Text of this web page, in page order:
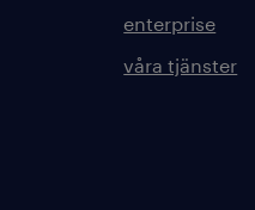
enterprise
våra tjänster